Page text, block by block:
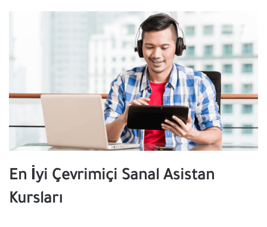
En İyi Çevrimiçi Sanal Asistan
Kursları